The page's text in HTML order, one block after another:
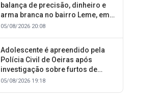
balança de precisão, dinheiro e
arma branca no bairro Leme, em
Oeiras
05/08/2026 20:08
Adolescente é apreendido pela
Polícia Civil de Oeiras após
investigação sobre furtos de
motocicletas
05/08/2026 19:18